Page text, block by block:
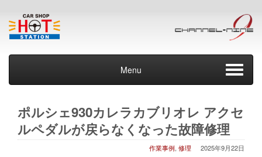
Menu
ポルシェ930カレラカブリオレ アクセ
ルペダルが戻らなくなった故障修理
2025年9月22日
作業事例, 修理